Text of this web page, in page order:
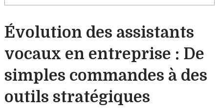
Évolution des assistants
vocaux en entreprise : De
simples commandes à des
outils stratégiques